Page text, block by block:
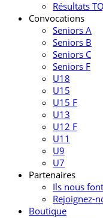
Résultats
Convocations
Seniors A
Seniors B
Seniors C
Seniors F
U18
U15
U15 F
U13
U12 F
U11
U9
U7
Partenaires
Ils nous
Rejoignez-
Boutique